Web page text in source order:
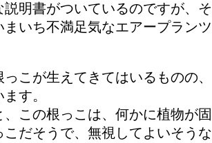
説明書がついているのですが、
まいち不満足気なエアープラン
っこが生えてきてはいるものの
す。
、この根っこは、何かに植物が
こだそうで、無視してよいそう